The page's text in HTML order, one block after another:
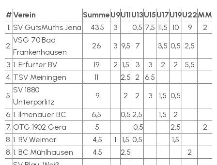
#Verein SummeU9U11U13U15U17U19U22MM
1. SV GutsMuths Jena 43,5 3 0,5 7,5 11,5 10 9
2
2.
VSG 70 Bad
Frankenhausen
26 3 9,5 7 3,5 0,5 2,5
3. 1. Erfurter BV 19 2 1,5 3 3 2 2
5,5
4. TSV Meiningen 11 2,5 2
6,5
5.
SV 1880
Unterpörlitz
9 2 2 3 1,5 0,5
6. 1. Ilmenauer BC 6,5 0,5 2,5 1,5
2
7. OTG 1902 Gera 5 0,5 2,5
2
8. 1. BV Weimar 4,5 1 1,5 0,5
1,5
8. 1. BC Mühlhausen 4,5 2,5
2